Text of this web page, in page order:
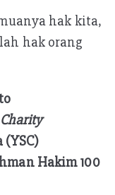
hak kita,
hak orang
Hakim 100